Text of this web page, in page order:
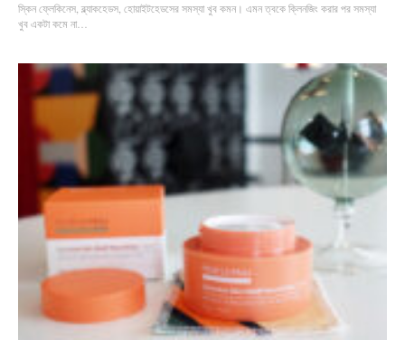
স্কিন ফ্লেকিনেস, ব্ল্যাকহেডস, হোয়াইটহেডসের সমস্যা খুব কমন। এমন ত্বকে ক্লিনজিং করার পর সমস্যা
খুব একটা কমে না…